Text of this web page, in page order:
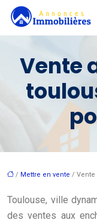
Vente
/ Mettre en vente / Vente
Toulouse, ville
des ventes aux